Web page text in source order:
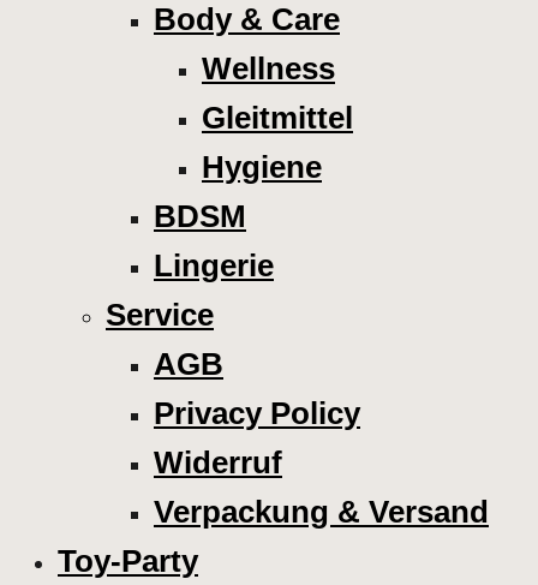
Body & Care
Wellness
Gleitmittel
Hygiene
BDSM
Lingerie
Service
AGB
Privacy Policy
Widerruf
Verpackung & Versand
Toy-Party